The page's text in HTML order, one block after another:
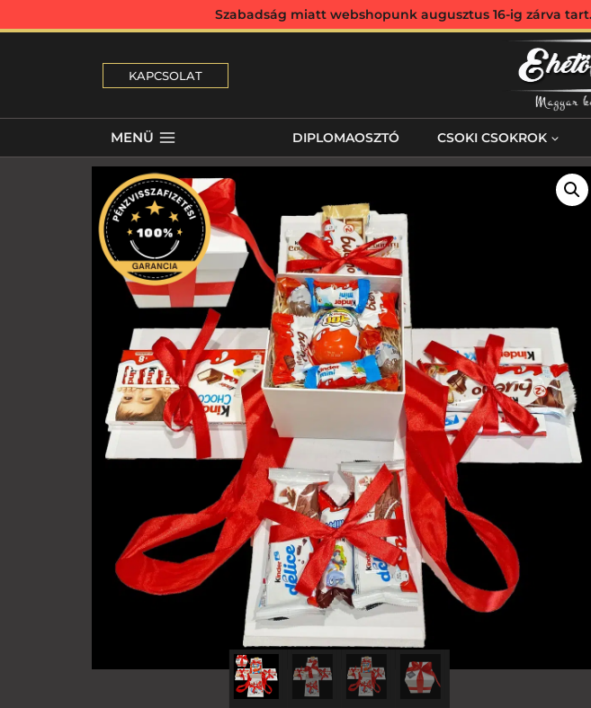
Szabadság miatt webshopunk augusztus 16-ig zárva
KAPCSOLAT
MENÜ DIPLOMAOSZTÓ CSOKI CSOKROK